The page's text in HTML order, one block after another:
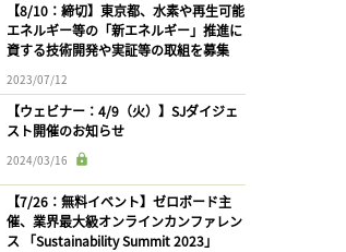
【8/10：締切】東京都、水素や再生可能
エネルギー等の「新エネルギー」推進に
資する技術開発や実証等の取組を募集
2023/07/12
【ウェビナー：4/9（火）】SJダイジェ
スト開催のお知らせ
2024/03/16
【7/26：無料イベント】ゼロボード主
催、業界最大級オンラインカンファレン
ス 「Sustainability Summit 2023」